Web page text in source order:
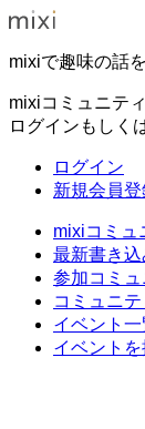
mixiで趣味の話
mixiコミュニテ
ログインもしく
ログイン
新規会員登
mixiコミュ
最新書き込
参加コミュ
コミュニ
イベント一
イベントを